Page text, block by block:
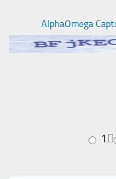
AlphaOmega
1